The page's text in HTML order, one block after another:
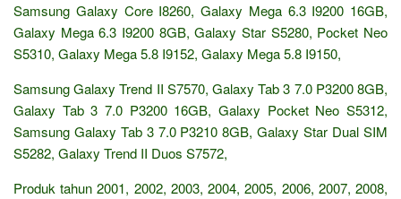
Samsung Galaxy Core I8260, Galaxy Mega 6.3 I9200 16GB,
Galaxy Mega 6.3 I9200 8GB, Galaxy Star S5280, Pocket Neo
S5310, Galaxy Mega 5.8 I9152, Galaxy Mega 5.8 I9150,
Samsung Galaxy Trend II S7570, Galaxy Tab 3 7.0 P3200 8GB,
Galaxy Tab 3 7.0 P3200 16GB, Galaxy Pocket Neo S5312,
Samsung Galaxy Tab 3 7.0 P3210 8GB, Galaxy Star Dual SIM
S5282, Galaxy Trend II Duos S7572,
Produk tahun 2001, 2002, 2003, 2004, 2005, 2006, 2007, 2008,